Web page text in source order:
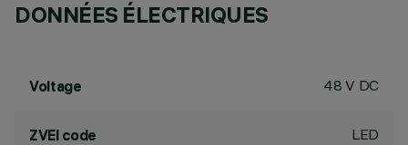
DONNÉES ÉLECTRIQUES
Voltage 48 V DC
ZVEI code LED